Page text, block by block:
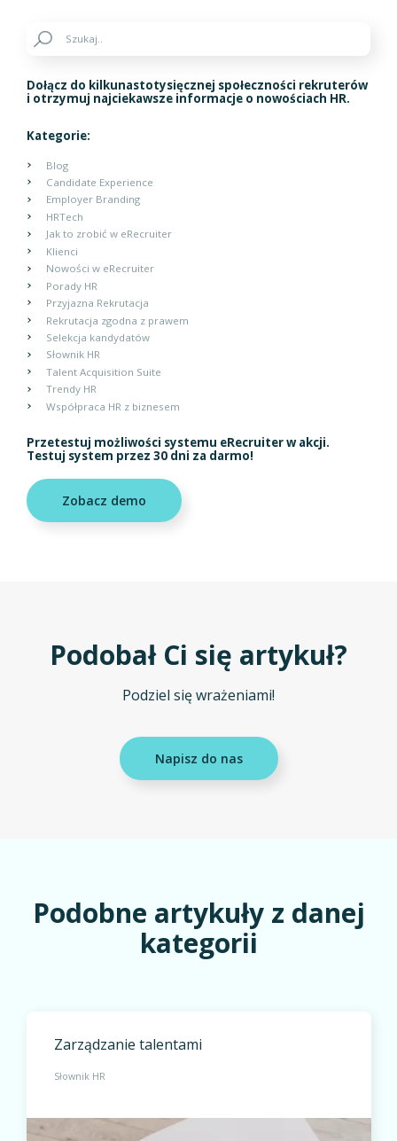
Dołącz do kilkunastotysięcznej społeczności rekruterów
i otrzymuj najciekawsze informacje o nowościach HR.
Kategorie:
Blog
Candidate Experience
Employer Branding
HRTech
Jak to zrobić w eRecruiter
Klienci
Nowości w eRecruiter
Porady HR
Przyjazna Rekrutacja
Rekrutacja zgodna z prawem
Selekcja kandydatów
Słownik HR
Talent Acquisition Suite
Trendy HR
Współpraca HR z biznesem
Przetestuj możliwości systemu eRecruiter w akcji.
Testuj system przez 30 dni za darmo!
Zobacz demo
Podobał Ci się artykuł?
Podziel się wrażeniami!
Napisz do nas
Podobne artykuły z danej
kategorii
Zarządzanie talentami
Słownik HR